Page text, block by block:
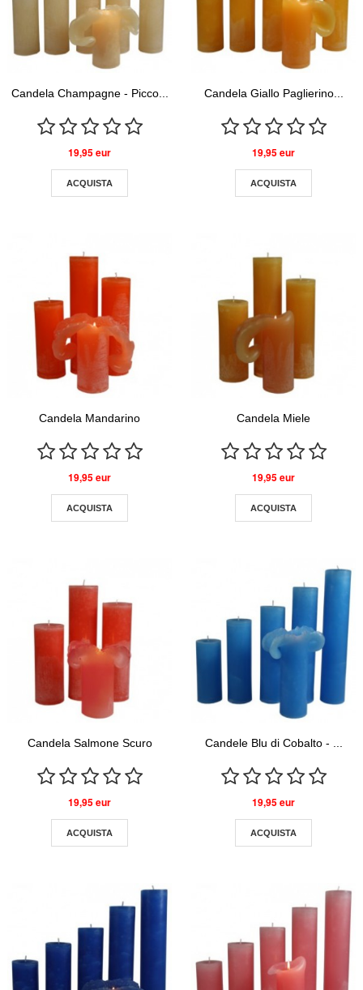
Candela Champagne - Picco...
19,95 eur
ACQUISTA
Candela Giallo Paglierino...
19,95 eur
ACQUISTA
Candela Mandarino
19,95 eur
ACQUISTA
Candela Miele
19,95 eur
ACQUISTA
Candela Salmone Scuro
19,95 eur
ACQUISTA
Candele Blu di Cobalto - ...
19,95 eur
ACQUISTA